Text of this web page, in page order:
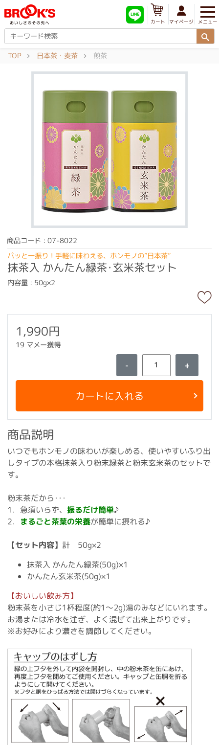
メニュー
マイページ
カート
TOP 日本茶・麦茶 煎茶
商品コード : 07-8022
パッと一振り！手軽に味わえる、ホンモノの”日本茶”
抹茶入 かんたん緑茶･玄米茶セット
内容量 : 50g×2
1,990円
19 マメー獲得
- +
カートに入れる
商品説明
いつでもホンモノの味わいが楽しめる、使いやすいふり出
しタイプの本格抹茶入り粉末緑茶と粉末玄米茶のセットで
す。
粉末茶だから･･･
1．急須いらず、 振るだけ簡単♪
2． まるごと茶葉の栄養が簡単に摂れる♪
【セット内容】 計 50g×2
抹茶入 かんたん緑茶(50g)×1
かんたん玄米茶(50g)×1
【おいしい飲み方】
粉末茶を小さじ1杯程度(約1～2g)湯のみなどにいれます。
お湯または冷水を注ぎ、よく混ぜて出来上がりです。
※お好みにより濃さを調節してください。